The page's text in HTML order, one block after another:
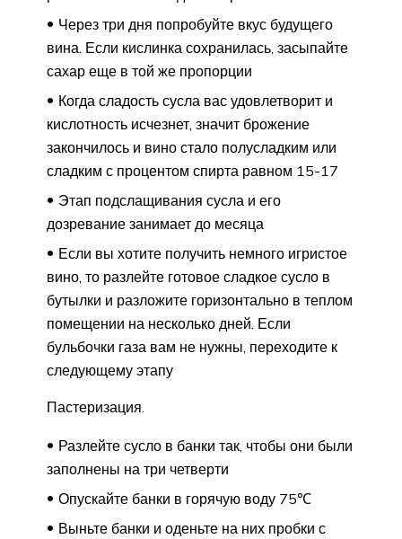
Через три дня попробуйте вкус будущего
вина. Если кислинка сохранилась, засыпайте
сахар еще в той же пропорции
Когда сладость сусла вас удовлетворит и
кислотность исчезнет, значит брожение
закончилось и вино стало полусладким или
сладким с процентом спирта равном 15-17
Этап подслащивания сусла и его
дозревание занимает до месяца
Если вы хотите получить немного игристое
вино, то разлейте готовое сладкое сусло в
бутылки и разложите горизонтально в теплом
помещении на несколько дней. Если
бульбочки газа вам не нужны, переходите к
следующему этапу
Пастеризация.
Разлейте сусло в банки так, чтобы они были
заполнены на три четверти
Опускайте банки в горячую воду 75℃
Выньте банки и оденьте на них пробки с